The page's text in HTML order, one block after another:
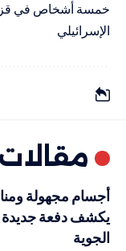
خمسة أشخاص في
الإسرائيلي
أجسام مجهولة
يكشف دفعة جديدة
الجوية